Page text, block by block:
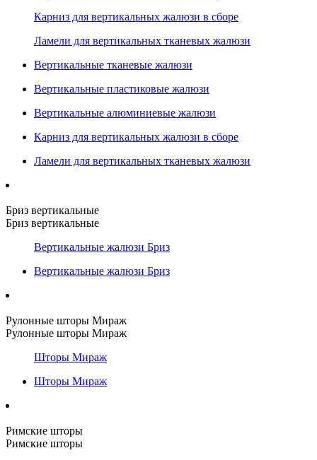
Карниз для вертикальных жалюзи в сборе
Ламели для вертикальных тканевых жалюзи
Вертикальные тканевые жалюзи
Вертикальные пластиковые жалюзи
Вертикальные алюминиевые жалюзи
Карниз для вертикальных жалюзи в сборе
Ламели для вертикальных тканевых жалюзи
Бриз вертикальные
Бриз вертикальные
Вертикальные жалюзи Бриз
Вертикальные жалюзи Бриз
Рулонные шторы Мираж
Рулонные шторы Мираж
Шторы Мираж
Шторы Мираж
Римские шторы
Римские шторы